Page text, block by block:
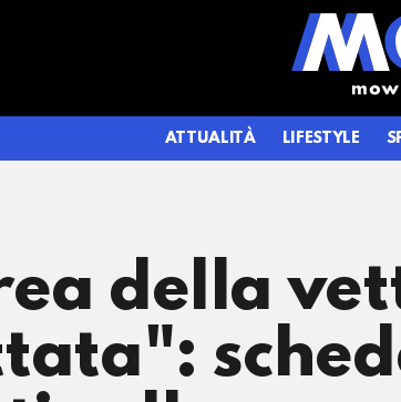
ATTUALITÀ LIFESTYLE
della